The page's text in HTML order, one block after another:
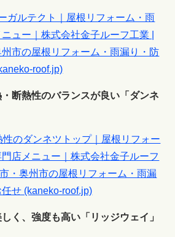
ガルテクト｜屋根リフォーム・雨
ュー｜株式会社金子ルーフ工業 |
市の屋根リフォーム・雨漏り・防
roof.jp)
・断熱性のバランスが良い「ダンネ
のダンネツトップ｜屋根リフォー
店メニュー｜株式会社金子ルーフ
・奥州市の屋根リフォーム・雨漏
せ (kaneko-roof.jp)
く、強度も高い「リッジウェイ」